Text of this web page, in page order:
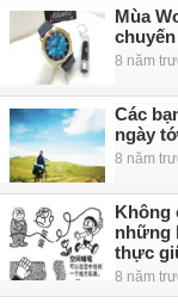
Mùa
8 năm
Các
ngày
8 năm
Không
những
thực
8 năm